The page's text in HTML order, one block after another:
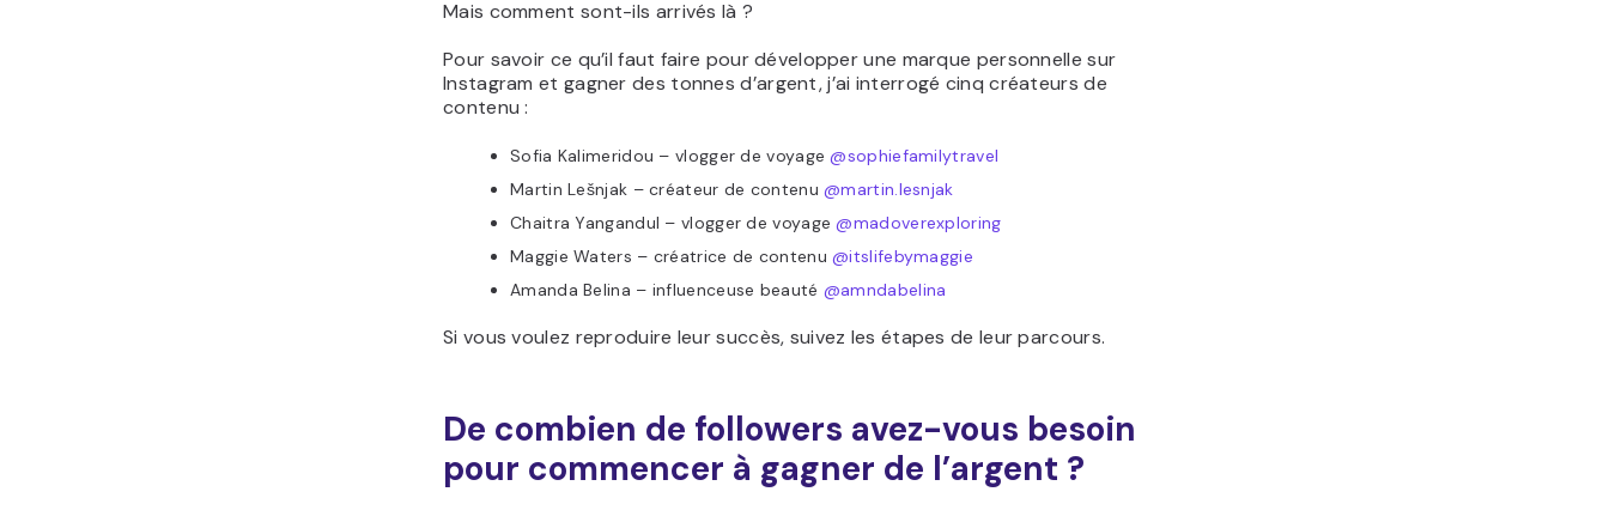
Mais comment sont-ils arrivés là ?
Pour savoir ce qu’il faut faire pour développer une marque personnelle sur
Instagram et gagner des tonnes d’argent, j’ai interrogé cinq créateurs de
contenu :
Sofia Kalimeridou – vlogger de voyage@sophiefamilytravel
Martin Lešnjak – créateur de contenu@martin.lesnjak
Chaitra Yangandul – vlogger de voyage@madoverexploring
Maggie Waters – créatrice de contenu@itslifebymaggie
Amanda Belina – influenceuse beauté @amndabelina
Si vous voulez reproduire leur succès, suivez les étapes de leur parcours.
De combien de followers avez-vous besoin
pour commencer à gagner de l’argent ?